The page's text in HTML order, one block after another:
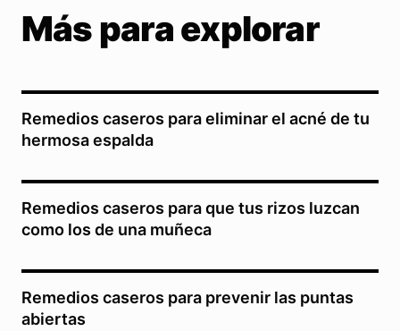
Más para explorar
Remedios caseros para eliminar el acné de tu
hermosa espalda
Remedios caseros para que tus rizos luzcan
como los de una muñeca
Remedios caseros para prevenir las puntas
abiertas